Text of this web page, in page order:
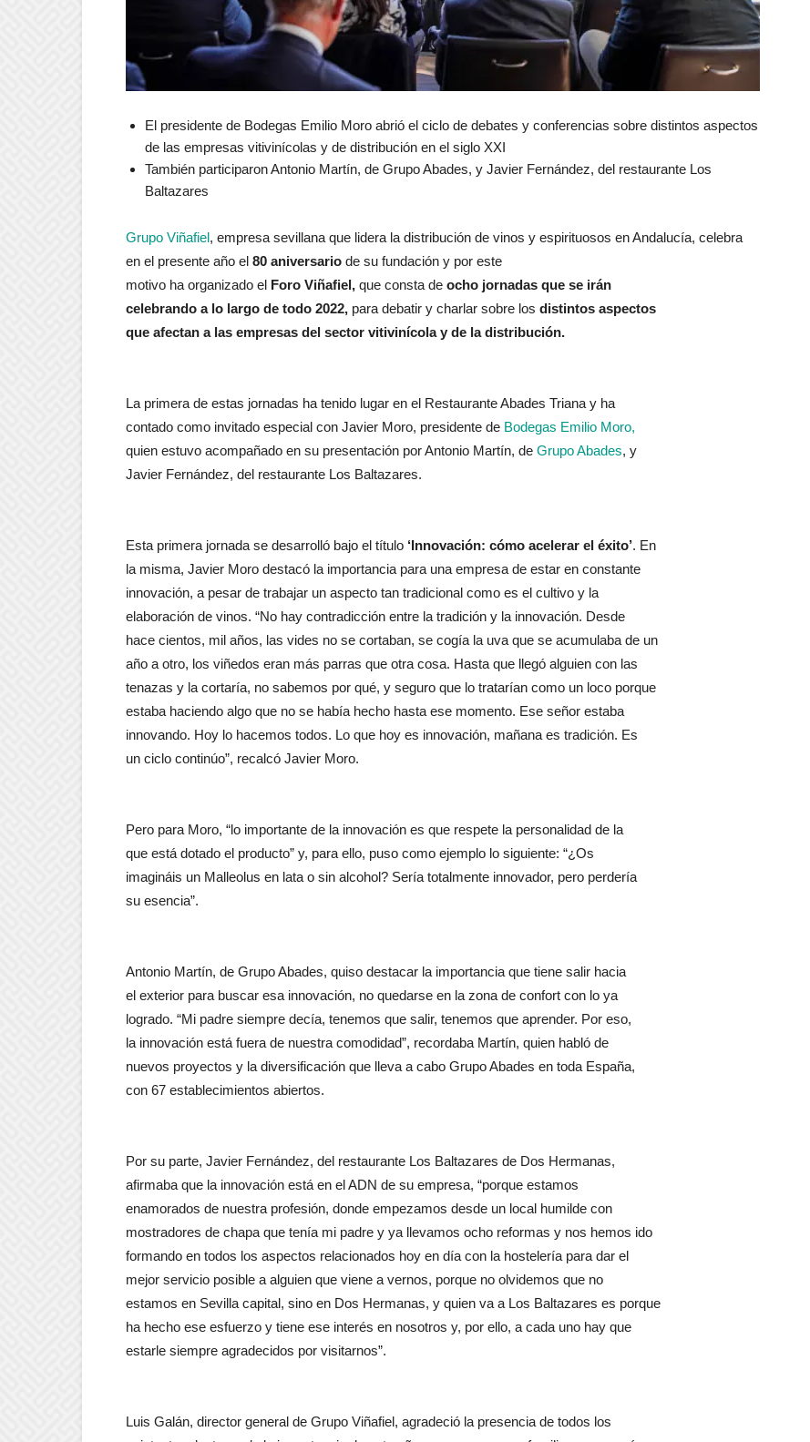
El presidente de Bodegas Emilio Moro abrió el ciclo de debates y conferencias sobre distintos aspectos
de las empresas vitivinícolas y de distribución en el siglo XXI
También participaron Antonio Martín, de Grupo Abades, y Javier Fernández, del restaurante Los
Baltazares
Grupo Viñafiel, empresa sevillana que lidera la distribución de vinos y espirituosos en Andalucía, celebra
en el presente año el 80 aniversario de su fundación y por este
motivo ha organizado el Foro Viñafiel, que consta de ocho jornadas que se irán
celebrando a lo largo de todo 2022, para debatir y charlar sobre los distintos aspectos
que afectan a las empresas del sector vitivinícola y de la distribución.
La primera de estas jornadas ha tenido lugar en el Restaurante Abades Triana y ha
contado como invitado especial con Javier Moro, presidente de Bodegas Emilio Moro,
quien estuvo acompañado en su presentación por Antonio Martín, de Grupo Abades, y
Javier Fernández, del restaurante Los Baltazares.
Esta primera jornada se desarrolló bajo el título ‘Innovación: cómo acelerar el éxito’. En
la misma, Javier Moro destacó la importancia para una empresa de estar en constante
innovación, a pesar de trabajar un aspecto tan tradicional como es el cultivo y la
elaboración de vinos. “No hay contradicción entre la tradición y la innovación. Desde
hace cientos, mil años, las vides no se cortaban, se cogía la uva que se acumulaba de un
año a otro, los viñedos eran más parras que otra cosa. Hasta que llegó alguien con las
tenazas y la cortaría, no sabemos por qué, y seguro que lo tratarían como un loco porque
estaba haciendo algo que no se había hecho hasta ese momento. Ese señor estaba
innovando. Hoy lo hacemos todos. Lo que hoy es innovación, mañana es tradición. Es
un ciclo continúo”, recalcó Javier Moro.
Pero para Moro, “lo importante de la innovación es que respete la personalidad de la
que está dotado el producto” y, para ello, puso como ejemplo lo siguiente: “¿Os
imagináis un Malleolus en lata o sin alcohol? Sería totalmente innovador, pero perdería
su esencia”.
Antonio Martín, de Grupo Abades, quiso destacar la importancia que tiene salir hacia
el exterior para buscar esa innovación, no quedarse en la zona de confort con lo ya
logrado. “Mi padre siempre decía, tenemos que salir, tenemos que aprender. Por eso,
la innovación está fuera de nuestra comodidad”, recordaba Martín, quien habló de
nuevos proyectos y la diversificación que lleva a cabo Grupo Abades en toda España,
con 67 establecimientos abiertos.
Por su parte, Javier Fernández, del restaurante Los Baltazares de Dos Hermanas,
afirmaba que la innovación está en el ADN de su empresa, “porque estamos
enamorados de nuestra profesión, donde empezamos desde un local humilde con
mostradores de chapa que tenía mi padre y ya llevamos ocho reformas y nos hemos ido
formando en todos los aspectos relacionados hoy en día con la hostelería para dar el
mejor servicio posible a alguien que viene a vernos, porque no olvidemos que no
estamos en Sevilla capital, sino en Dos Hermanas, y quien va a Los Baltazares es porque
ha hecho ese esfuerzo y tiene ese interés en nosotros y, por ello, a cada uno hay que
estarle siempre agradecidos por visitarnos”.
Luis Galán, director general de Grupo Viñafiel, agradeció la presencia de todos los